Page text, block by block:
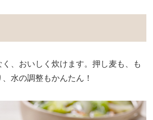
、おいしく炊けます。押し麦も、も
水の調整もかんたん！